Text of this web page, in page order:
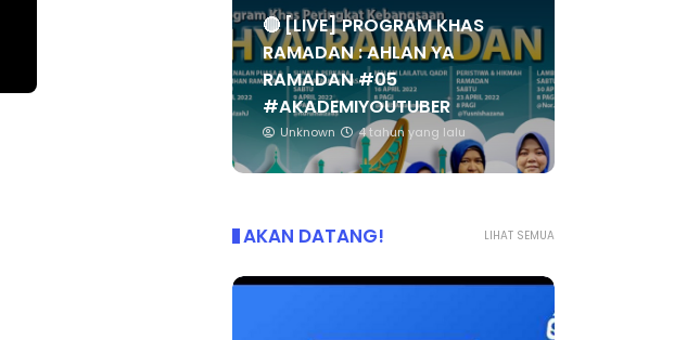
🔴 [LIVE] PROGRAM KHAS
RAMADAN : AHLAN YA
RAMADAN #05
#AKADEMIYOUTUBER
Unknown 4 tahun yang lalu
LIHAT SEMUA
AKAN DATANG!